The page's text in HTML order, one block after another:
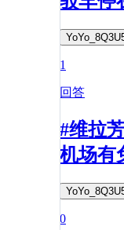
1
回答
#维拉
机场有
0